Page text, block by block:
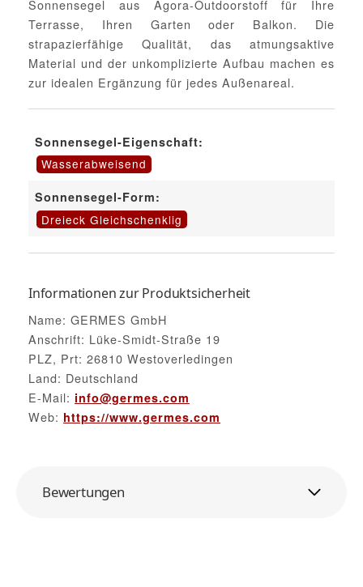
Sonnensegel aus Agora-Outdoorstoff für Ihre
Terrasse, Ihren Garten oder Balkon. Die
strapazierfähige Qualität, das atmungsaktive
Material und der unkomplizierte Aufbau machen es
zur idealen Ergänzung für jedes Außenareal.
Sonnensegel-Eigenschaft:
Wasserabweisend
Sonnensegel-Form:
Dreieck Gleichschenklig
Informationen zur Produktsicherheit
Name: GERMES GmbH
Anschrift: Lüke-Smidt-Straße 19
PLZ, Prt: 26810 Westoverledingen
Land: Deutschland
E-Mail: info@germes.com
Web: https://www.germes.com
Bewertungen